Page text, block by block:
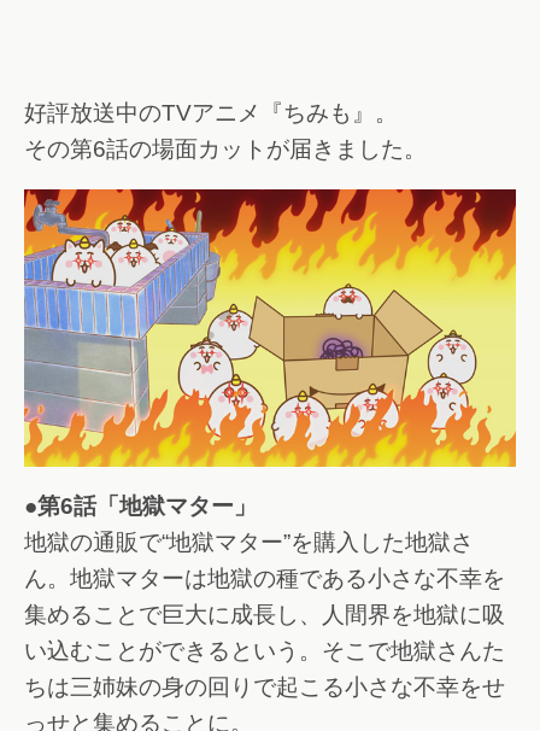
好評放送中のTVアニメ『ちみも』。
その第6話の場面カットが届きました。
●第6話「地獄マター」
地獄の通販で“地獄マター”を購入した地獄さ
ん。地獄マターは地獄の種である小さな不幸を
集めることで巨大に成長し、人間界を地獄に吸
い込むことができるという。そこで地獄さんた
ちは三姉妹の身の回りで起こる小さな不幸をせ
っせと集めることに。